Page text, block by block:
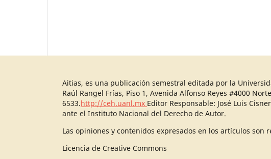
Aitias, es una publicación semestral editada por la
Raúl Rangel Frías, Piso 1, Avenida Alfonso Reyes #4000
6533.http://ceh.uanl.mx Editor Responsable: José Luis
ante el Instituto Nacional del Derecho de Autor.
Las opiniones y contenidos expresados en los artículos son
Licencia de Creative Commons